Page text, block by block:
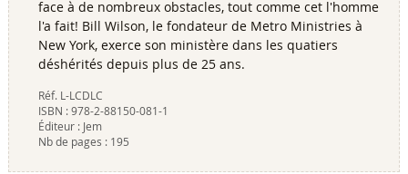
face à de nombreux obstacles, tout comme cet l'homme
l'a fait! Bill Wilson, le fondateur de Metro Ministries à
New York, exerce son ministère dans les quatiers
déshérités depuis plus de 25 ans.
Réf. L-LCDLC
ISBN : 978-2-88150-081-1
Éditeur : Jem
Nb de pages : 195